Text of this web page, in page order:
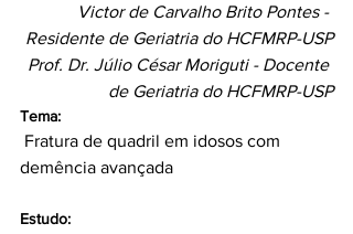
Victor de Carvalho Brito Pontes -
Residente de Geriatria do HCFMRP-USP
Prof. Dr. Júlio César Moriguti - Docente
de Geriatria do HCFMRP-USP
Tema:
Estudo: